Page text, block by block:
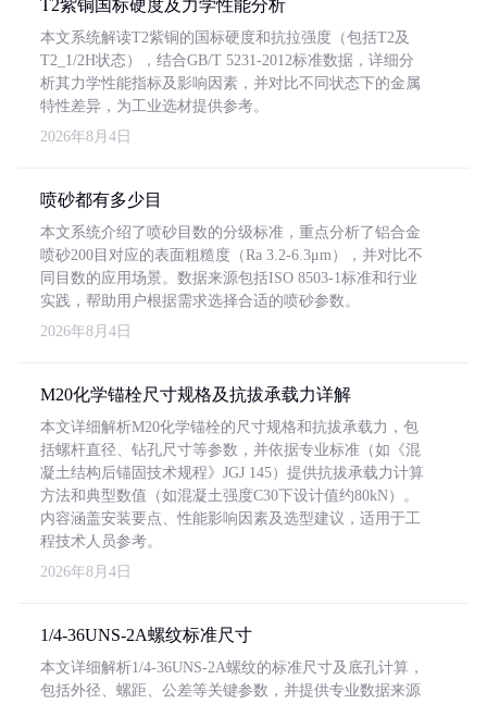
T2紫铜国标硬度及力学性能分析
本文系统解读T2紫铜的国标硬度和抗拉强度（包括T2及
T2_1/2H状态），结合GB/T 5231-2012标准数据，详细分
析其力学性能指标及影响因素，并对比不同状态下的金属
特性差异，为工业选材提供参考。
2026年8月4日
喷砂都有多少目
本文系统介绍了喷砂目数的分级标准，重点分析了铝合金
喷砂200目对应的表面粗糙度（Ra 3.2-6.3μm），并对比不
同目数的应用场景。数据来源包括ISO 8503-1标准和行业
实践，帮助用户根据需求选择合适的喷砂参数。
2026年8月4日
M20化学锚栓尺寸规格及抗拔承载力详解
本文详细解析M20化学锚栓的尺寸规格和抗拔承载力，包
括螺杆直径、钻孔尺寸等参数，并依据专业标准（如《混
凝土结构后锚固技术规程》JGJ 145）提供抗拔承载力计算
方法和典型数值（如混凝土强度C30下设计值约80kN）。
内容涵盖安装要点、性能影响因素及选型建议，适用于工
程技术人员参考。
2026年8月4日
1/4-36UNS-2A螺纹标准尺寸
本文详细解析1/4-36UNS-2A螺纹的标准尺寸及底孔计算，
包括外径、螺距、公差等关键参数，并提供专业数据来源